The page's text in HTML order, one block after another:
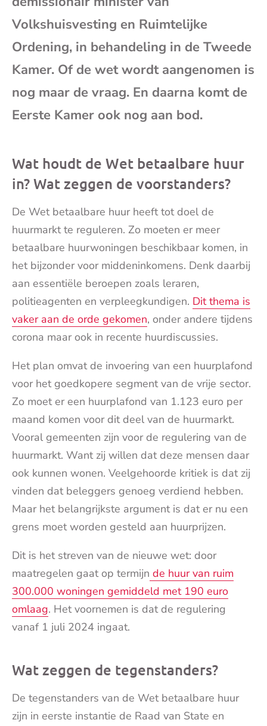
Volkshuisvesting en Ruimtelijke
Ordening, in behandeling in de Tweede
Kamer. Of de wet wordt aangenomen is
nog maar de vraag. En daarna komt de
Eerste Kamer ook nog aan bod.
Wat houdt de Wet betaalbare huur
in? Wat zeggen de voorstanders?
De Wet betaalbare huur heeft tot doel de
huurmarkt te reguleren. Zo moeten er meer
betaalbare huurwoningen beschikbaar komen, in
het bijzonder voor middeninkomens. Denk daarbij
aan essentiële beroepen zoals leraren,
politieagenten en verpleegkundigen. Dit thema is
vaker aan de orde gekomen, onder andere tijdens
corona maar ook in recente huurdiscussies.
Het plan omvat de invoering van een huurplafond
voor het goedkopere segment van de vrije sector.
Zo moet er een huurplafond van 1.123 euro per
maand komen voor dit deel van de huurmarkt.
Vooral gemeenten zijn voor de regulering van de
huurmarkt. Want zij willen dat deze mensen daar
ook kunnen wonen. Veelgehoorde kritiek is dat zij
vinden dat beleggers genoeg verdiend hebben.
Maar het belangrijkste argument is dat er nu een
grens moet worden gesteld aan huurprijzen.
Dit is het streven van de nieuwe wet: door
maatregelen gaat op termijn de huur van ruim
300.000 woningen gemiddeld met 190 euro
omlaag. Het voornemen is dat de regulering
vanaf 1 juli 2024 ingaat.
Wat zeggen de tegenstanders?
De tegenstanders van de Wet betaalbare huur
zijn in eerste instantie de Raad van State en